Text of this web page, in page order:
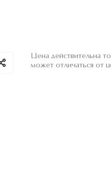
Цена действительна
может отличаться от